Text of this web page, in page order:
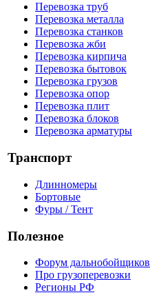
Перевозка труб
Перевозка металла
Перевозка станков
Перевозка жби
Перевозка кирпича
Перевозка бытовок
Перевозка грузов
Перевозка опор
Перевозка плит
Перевозка блоков
Перевозка арматуры
Транспорт
Длинномеры
Бортовые
Фуры / Тент
Полезное
Форум дальнобойщиков
Про грузоперевозки
Регионы РФ